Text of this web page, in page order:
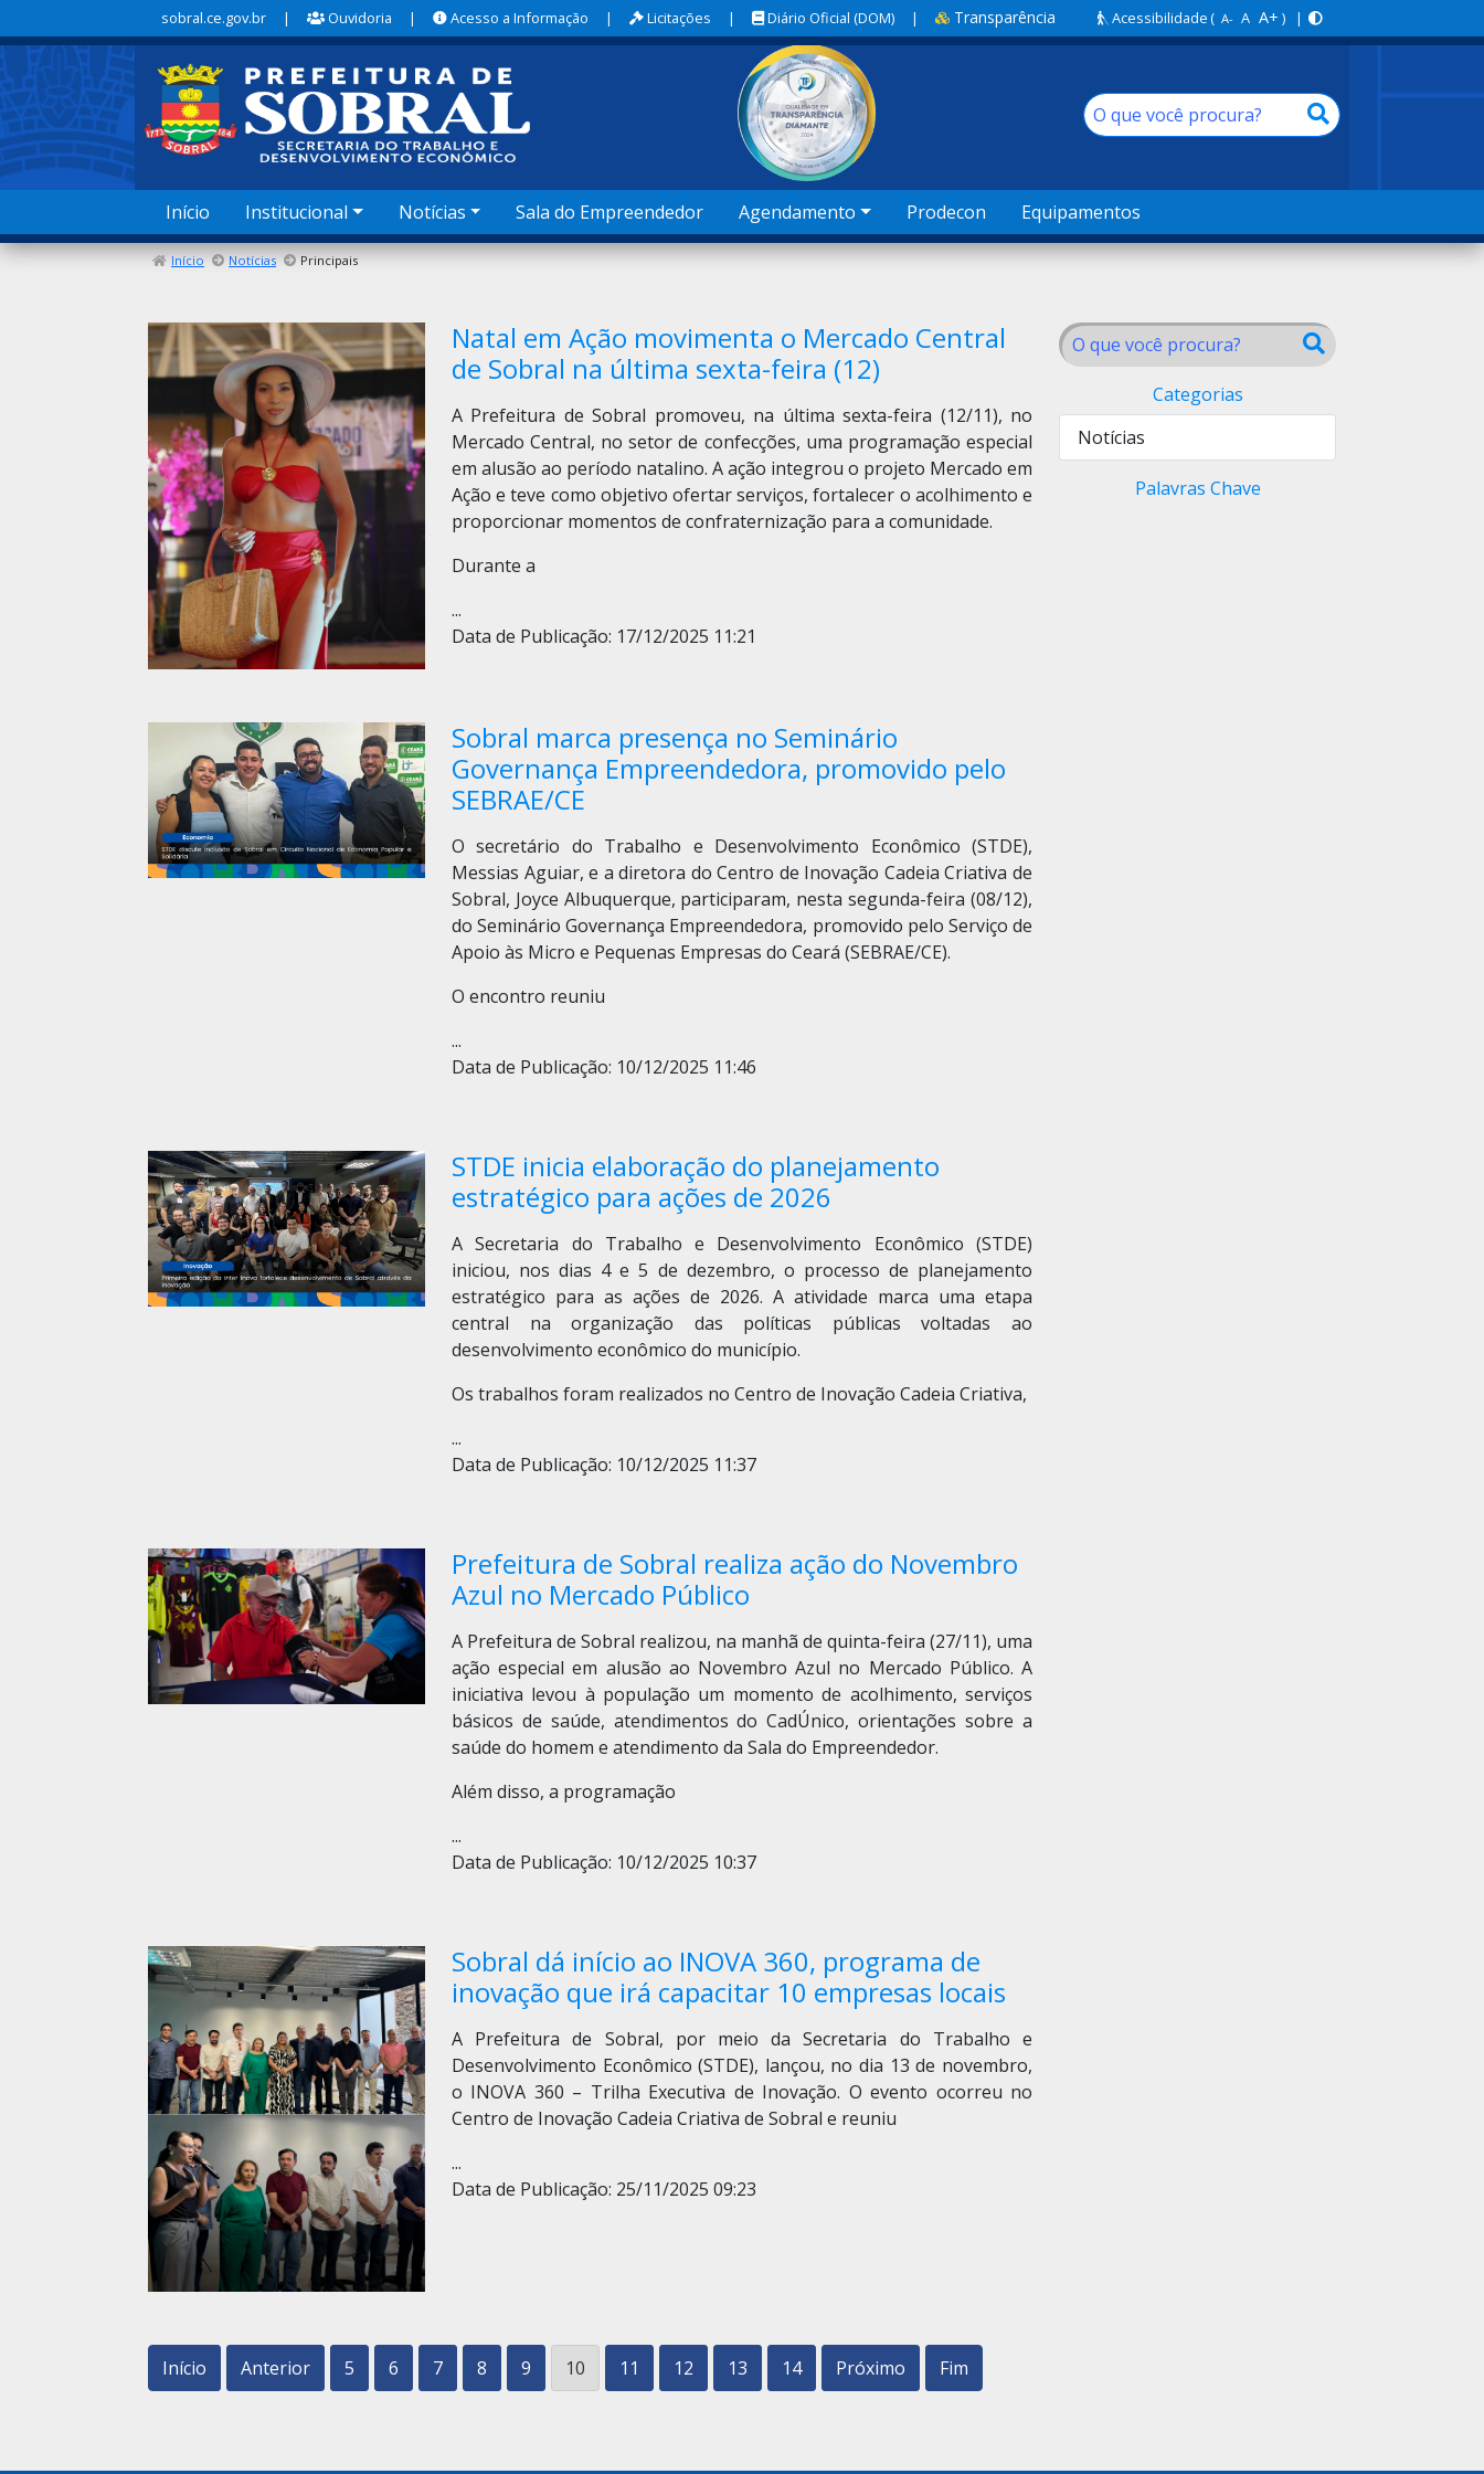
sobral.ce.gov.br | Ouvidoria | Acesso a Informação | Licitações | Diário Oficial (DOM) | Transparência Acessibilidade( A- A A+ ) |
Início Institucional Notícias Sala do Empreendedor Agendamento Prodecon Equipamentos
Início Notícias Principais
Categorias
Notícias
Palavras Chave
Natal em Ação movimenta o Mercado Central
de Sobral na última sexta-feira (12)
A Prefeitura de Sobral promoveu, na última sexta-feira (12/11), no
Mercado Central, no setor de confecções, uma programação especial
em alusão ao período natalino. A ação integrou o projeto Mercado em
Ação e teve como objetivo ofertar serviços, fortalecer o acolhimento e
proporcionar momentos de confraternização para a comunidade.
Durante a
...
Data de Publicação: 17/12/2025 11:21
Sobral marca presença no Seminário
Governança Empreendedora, promovido pelo
SEBRAE/CE
O secretário do Trabalho e Desenvolvimento Econômico (STDE),
Messias Aguiar, e a diretora do Centro de Inovação Cadeia Criativa de
Sobral, Joyce Albuquerque, participaram, nesta segunda-feira (08/12),
do Seminário Governança Empreendedora, promovido pelo Serviço de
Apoio às Micro e Pequenas Empresas do Ceará (SEBRAE/CE).
O encontro reuniu
...
Data de Publicação: 10/12/2025 11:46
STDE inicia elaboração do planejamento
estratégico para ações de 2026
A Secretaria do Trabalho e Desenvolvimento Econômico (STDE)
iniciou, nos dias 4 e 5 de dezembro, o processo de planejamento
estratégico para as ações de 2026. A atividade marca uma etapa
central na organização das políticas públicas voltadas ao
desenvolvimento econômico do município.
Os trabalhos foram realizados no Centro de Inovação Cadeia Criativa,
...
Data de Publicação: 10/12/2025 11:37
Prefeitura de Sobral realiza ação do Novembro
Azul no Mercado Público
A Prefeitura de Sobral realizou, na manhã de quinta-feira (27/11), uma
ação especial em alusão ao Novembro Azul no Mercado Público. A
iniciativa levou à população um momento de acolhimento, serviços
básicos de saúde, atendimentos do CadÚnico, orientações sobre a
saúde do homem e atendimento da Sala do Empreendedor.
Além disso, a programação
...
Data de Publicação: 10/12/2025 10:37
Sobral dá início ao INOVA 360, programa de
inovação que irá capacitar 10 empresas locais
A Prefeitura de Sobral, por meio da Secretaria do Trabalho e
Desenvolvimento Econômico (STDE), lançou, no dia 13 de novembro,
o INOVA 360 – Trilha Executiva de Inovação. O evento ocorreu no
Centro de Inovação Cadeia Criativa de Sobral e reuniu
...
Data de Publicação: 25/11/2025 09:23
Início Anterior 5 6 7 8 9 10 11 12 13 14 Próximo Fim